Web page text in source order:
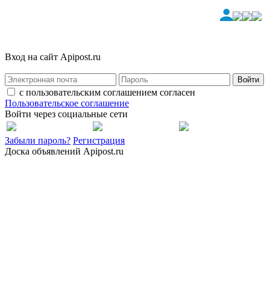
Вход на сайт Apipost.ru
с пользовательским соглашением согласен
Пользовательское соглашение
Войти через социальные сети
Забыли пароль? Регистрация
Доска объявлений Apipost.ru